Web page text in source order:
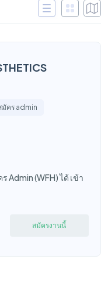
มัคร admin
Admin (WFH) ได้ เข้า
สมัครงานนี้